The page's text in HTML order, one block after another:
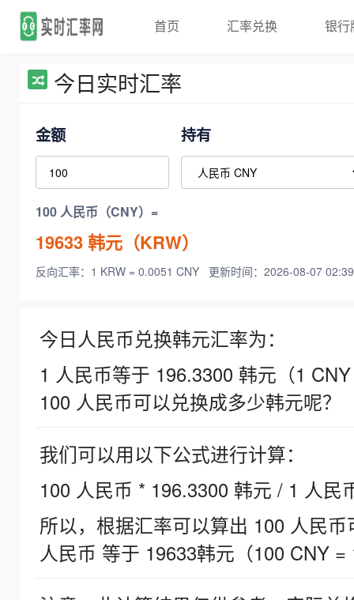
首页 汇率兑换 银行
今日实时汇率
金额 持有
100 人民币（CNY）=
19633韩元（KRW）
反向汇率：1 KRW = 0.0051 CNY 更新时间：2026-08-07
今日人民币兑换韩元汇率为：
1 人民币等于 196.3300 韩元（1
100 人民币可以兑换成多少韩元呢？
我们可以用以下公式进行计算：
100 人民币 * 196.3300 韩元 / 1 人民
所以，根据汇率可以算出 100 人民
人民币 等于 19633韩元（100 CNY =